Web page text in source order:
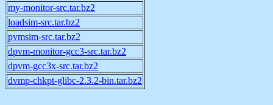
my-monitor-src.tar.bz2
loadsim-src.tar.bz2
pvmsim-src.tar.bz2
dpvm-monitor-gcc3-src.tar.bz2
dpvm-gcc3x-src.tar.bz2
dvmp-chkpt-glibc-2.3.2-bin.tar.bz2